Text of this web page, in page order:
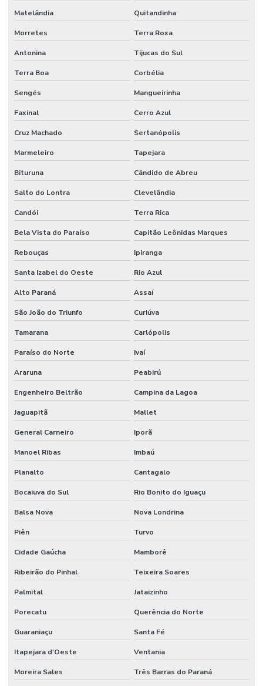
Matelândia Quitandinha
Morretes Terra Roxa
Antonina Tijucas do Sul
Terra Boa Corbélia
Sengés Mangueirinha
Faxinal Cerro Azul
Cruz Machado Sertanópolis
Marmeleiro Tapejara
Bituruna Cândido de Abreu
Salto do Lontra Clevelândia
Candói Terra Rica
Bela Vista do Paraíso Capitão Leônidas Marques
Rebouças Ipiranga
Santa Izabel do Oeste Rio Azul
Alto Paraná Assaí
São João do Triunfo Curiúva
Tamarana Carlópolis
Paraíso do Norte Ivaí
Araruna Peabirú
Engenheiro Beltrão Campina da Lagoa
Jaguapitã Mallet
General Carneiro Iporã
Manoel Ribas Imbaú
Planalto Cantagalo
Bocaiuva do Sul Rio Bonito do Iguaçu
Balsa Nova Nova Londrina
Piên Turvo
Cidade Gaúcha Mamborê
Ribeirão do Pinhal Teixeira Soares
Palmital Jataizinho
Porecatu Querência do Norte
Guaraniaçu Santa Fé
Itapejara d'Oeste Ventania
Moreira Sales Três Barras do Paraná